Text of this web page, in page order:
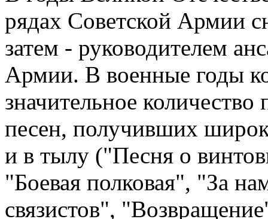
рядах Советской Армии
затем - руководителем
Армии. В военные годы
значительное
песен, получивших
и в тылу ("Песня о
"Боевая полковая", "За
связистов",